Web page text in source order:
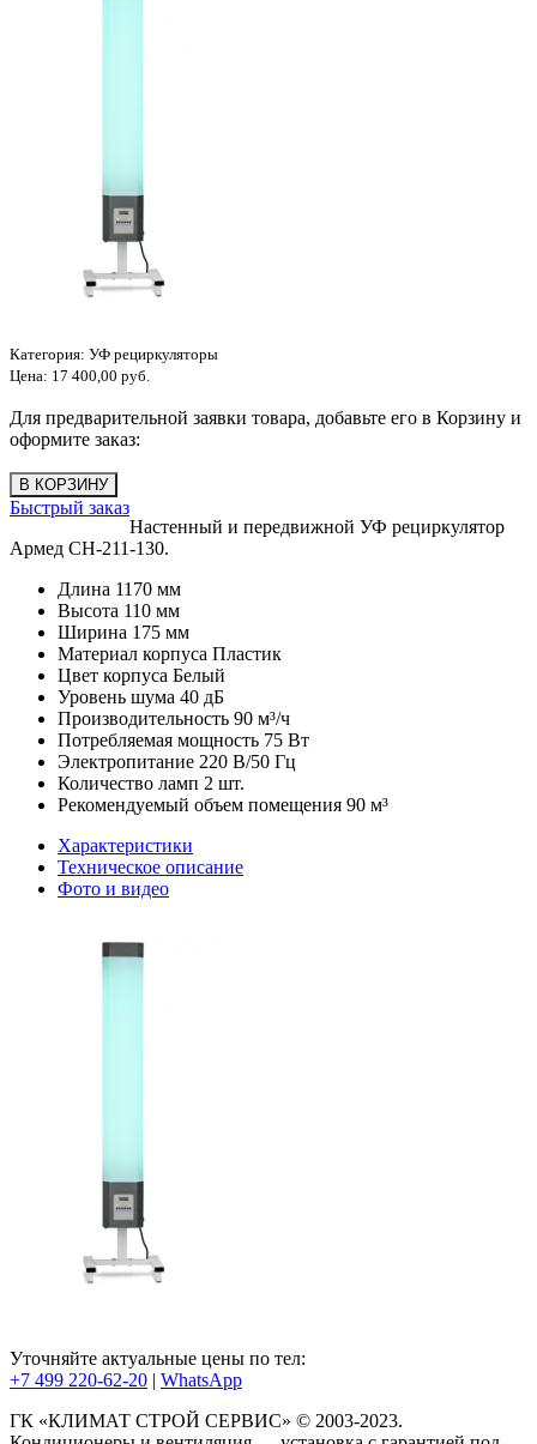
Категория: УФ рециркуляторы
Цена: 17 400,00 руб.
Для предварительной заявки товара, добавьте его в Корзину и
оформите заказ:
Быстрый заказ
Настенный и передвижной УФ рециркулятор
Армед CH-211-130.
Длина 1170 мм
Высота 110 мм
Ширина 175 мм
Материал корпуса Пластик
Цвет корпуса Белый
Уровень шума 40 дБ
Производительность 90 м³/ч
Потребляемая мощность 75 Вт
Электропитание 220 В/50 Гц
Количество ламп 2 шт.
Рекомендуемый объем помещения 90 м³
Характеристики
Техническое описание
Фото и видео
Уточняйте актуальные цены по тел:
+7 499 220-62-20 | WhatsАpp
ГК «КЛИМАТ СТРОЙ СЕРВИС» © 2003-2023.